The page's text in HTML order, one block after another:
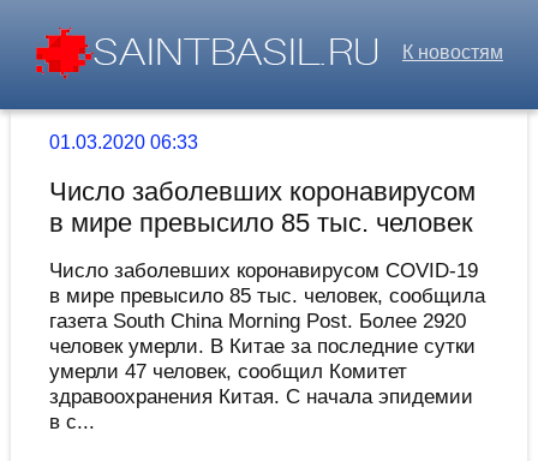
К новостям
01.03.2020 06:33
Число заболевших коронавирусом
в мире превысило 85 тыс. человек
Число заболевших коронавирусом COVID-19
в мире превысило 85 тыс. человек, сообщила
газета South China Morning Post. Более 2920
человек умерли. В Китае за последние сутки
умерли 47 человек, сообщил Комитет
здравоохранения Китая. С начала эпидемии
в с...